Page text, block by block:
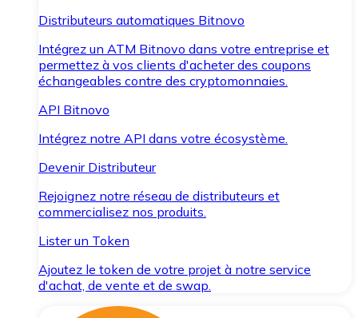
Distributeurs automatiques Bitnovo
Intégrez un ATM Bitnovo dans votre entreprise et
permettez à vos clients d'acheter des coupons
échangeables contre des cryptomonnaies.
API Bitnovo
Intégrez notre API dans votre écosystème.
Devenir Distributeur
Rejoignez notre réseau de distributeurs et
commercialisez nos produits.
Lister un Token
Ajoutez le token de votre projet à notre service
d'achat, de vente et de swap.